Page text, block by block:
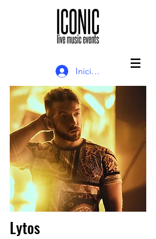
Iniciar sesión
Lytos